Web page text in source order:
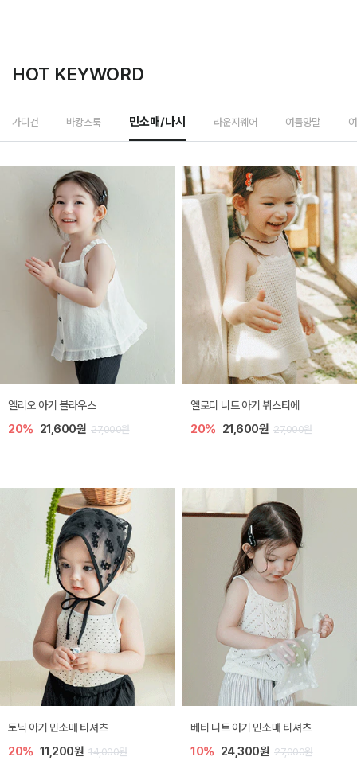
HOT KEYWORD
가디건 바캉스룩 민소매/나시 라운지웨어 여름양말
미렐 아기 라운지웨어
10% 28,800원 32,000원
[SIZE ~6Y] 로미나 라운지 셋업
10% 26,100원 29,000원
렌디 아기 라운지웨어
10% 18,900원 21,000원
[SIZE ~6Y] 오뎃 라운지웨어
10% 20,700원 23,000원